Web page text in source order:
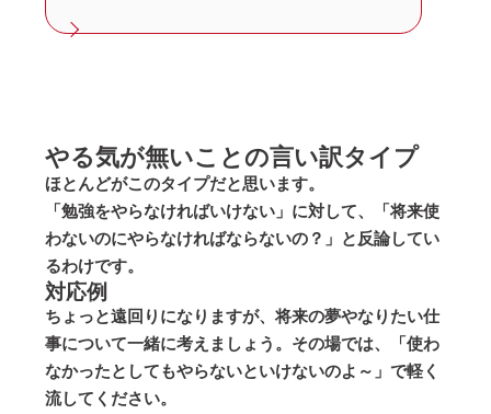
やる気が無いことの言い訳タイプ
ほとんどがこのタイプだと思います。
「勉強をやらなければいけない」に対して、「将来使
わないのにやらなければならないの？」と反論してい
るわけです。
対応例
ちょっと遠回りになりますが、将来の夢やなりたい仕
事について一緒に考えましょう。その場では、「使わ
なかったとしてもやらないといけないのよ～」で軽く
流してください。